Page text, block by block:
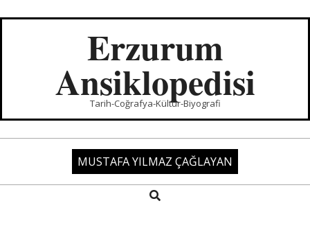
Erzurum
Ansiklopedisi
Tarih-Coğrafya-Kültür-Biyografi
MUSTAFA YILMAZ ÇAĞLAYAN
Search